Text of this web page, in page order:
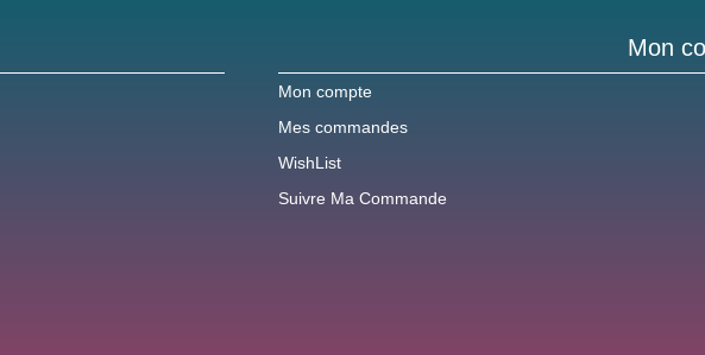
Mon
Mon compte
Mes commandes
WishList
Suivre Ma Commande